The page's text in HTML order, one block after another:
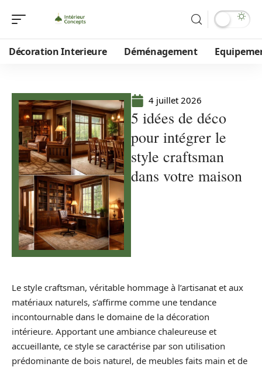
Décoration Interieure Déménagement
4 juillet 2026
5 idées de déco
pour intégrer le
style craftsman
dans votre maison
Le style craftsman, véritable hommage à l’artisanat et aux
matériaux naturels, s’affirme comme une tendance
incontournable dans le domaine de la décoration
intérieure. Apportant une ambiance chaleureuse et
accueillante, ce style se caractérise par son utilisation
prédominante de bois naturel, de meubles faits main et de